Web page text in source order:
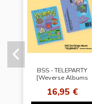
BSS - TELEPARTY
[Weverse Albums
16,95 €